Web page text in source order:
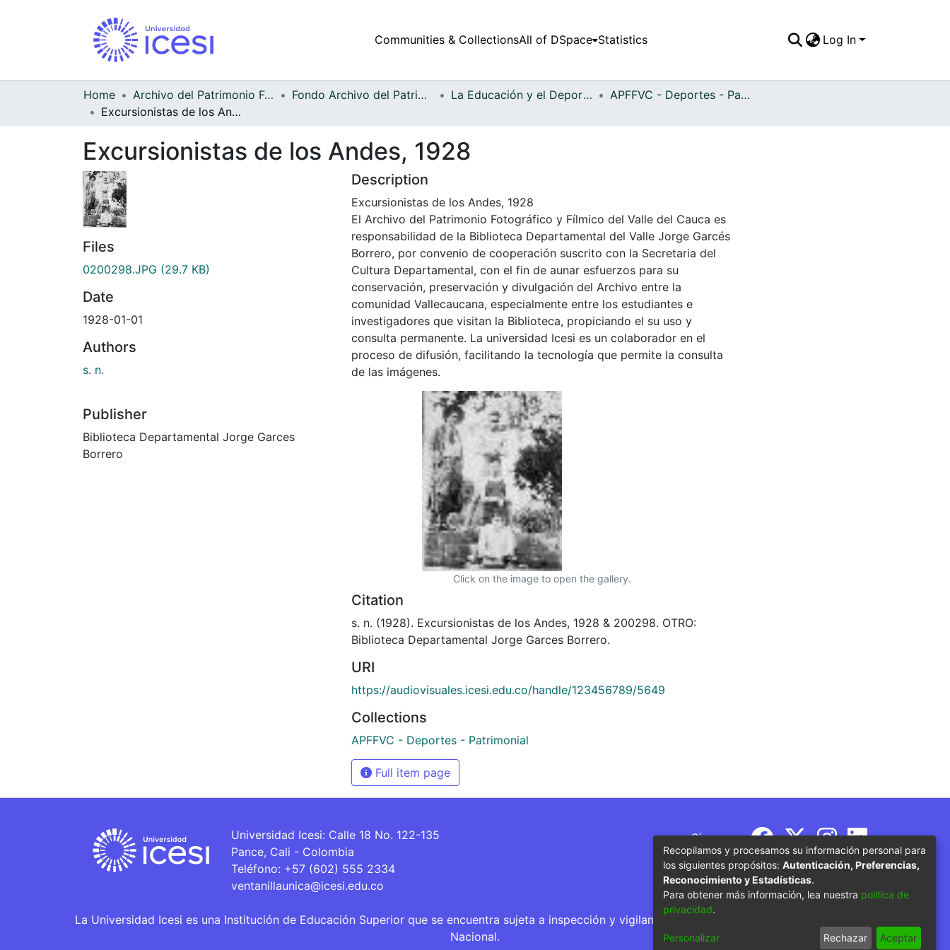
Communities & CollectionsAll of DSpace Statistics Log In
Home Archivo del Patrimonio Fotográfico y Fílmico del Valle del Cauca Fondo Archivo del Patrimonio Fotográfico y Fílmico del Valle del Cauca La Educación y el Deporte
APFFVC - Deportes - Patrimonial
Excursionistas de los Andes, 1928
Excursionistas de los Andes, 1928
Files
0200298.JPG (29.7 KB)
Date
1928-01-01
Authors
s. n.
Publisher
Biblioteca Departamental Jorge Garces
Borrero
Description
Excursionistas de los Andes, 1928
El Archivo del Patrimonio Fotográfico y Fílmico del Valle del Cauca es
responsabilidad de la Biblioteca Departamental del Valle Jorge Garcés
Borrero, por convenio de cooperación suscrito con la Secretaria del
Cultura Departamental, con el fin de aunar esfuerzos para su
conservación, preservación y divulgación del Archivo entre la
comunidad Vallecaucana, especialmente entre los estudiantes e
investigadores que visitan la Biblioteca, propiciando el su uso y
consulta permanente. La universidad Icesi es un colaborador en el
proceso de difusión, facilitando la tecnología que permite la consulta
de las imágenes.
Click on the image to open the gallery.
Citation
s. n. (1928). Excursionistas de los Andes, 1928 & 200298. OTRO:
Biblioteca Departamental Jorge Garces Borrero.
URI
https://audiovisuales.icesi.edu.co/handle/123456789/5649
Collections
APFFVC - Deportes - Patrimonial
Full item page
Universidad Icesi: Calle 18 No. 122-135
Pance, Cali - Colombia
Teléfono: +57 (602) 555 2334
ventanillaunica@icesi.edu.co
Síguenos
La Universidad Icesi es una Institución de Educación Superior que se encuentra sujeta a inspección y vigilancia por parte del Ministerio de Educación
Nacional.
Recopilamos y procesamos su información personal para
los siguientes propósitos: Autenticación, Preferencias,
Reconocimiento y Estadísticas.
Para obtener más información, lea nuestra política de
privacidad.
Personalizar Rechazar Aceptar